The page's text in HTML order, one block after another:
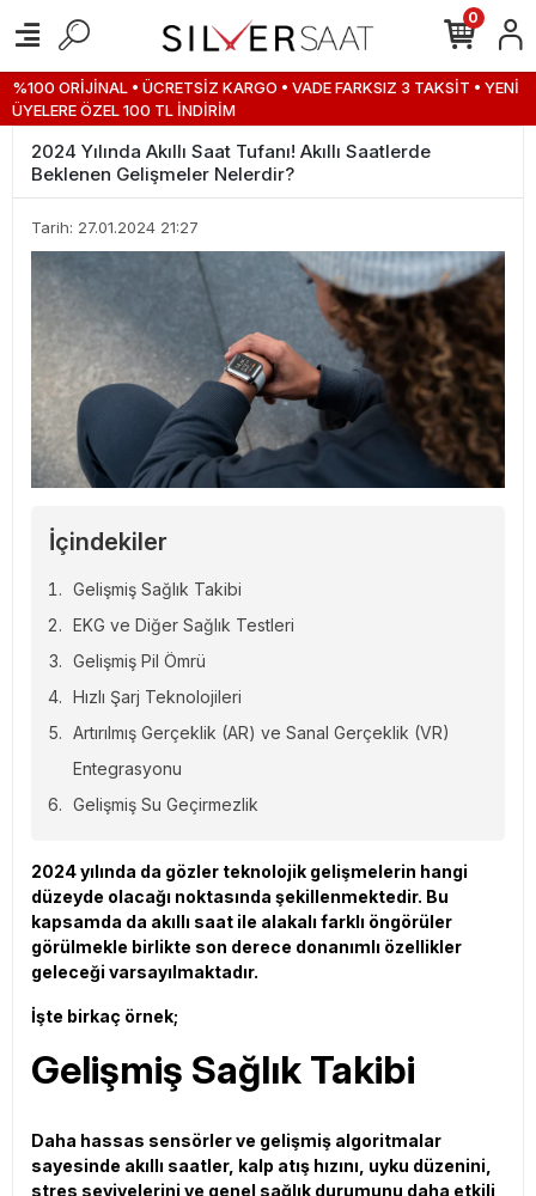
%100 ORİJİNAL • ÜCRETSİZ KARGO • VADE FARKSIZ 3 TAKSİT • YENİ
ÜYELERE ÖZEL 100 TL İNDİRİM
0
2024 Yılında Akıllı Saat Tufanı! Akıllı Saatlerde
Beklenen Gelişmeler Nelerdir?
Tarih: 27.01.2024 21:27
İçindekiler
Gelişmiş Sağlık Takibi
EKG ve Diğer Sağlık Testleri
Gelişmiş Pil Ömrü
Hızlı Şarj Teknolojileri
Artırılmış Gerçeklik (AR) ve Sanal Gerçeklik (VR)
Entegrasyonu
Gelişmiş Su Geçirmezlik
2024 yılında da gözler teknolojik gelişmelerin hangi
düzeyde olacağı noktasında şekillenmektedir. Bu
kapsamda da akıllı saat ile alakalı farklı öngörüler
görülmekle birlikte son derece donanımlı özellikler
geleceği varsayılmaktadır.
İşte birkaç örnek;
Gelişmiş Sağlık Takibi
Daha hassas sensörler ve gelişmiş algoritmalar
sayesinde akıllı saatler, kalp atış hızını, uyku düzenini,
stres seviyelerini ve genel sağlık durumunu daha etkili